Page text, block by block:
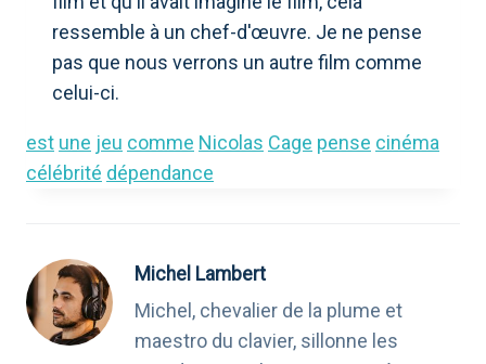
ressemble à un chef-d'œuvre. Je ne pense
pas que nous verrons un autre film comme
celui-ci.
est une jeu comme Nicolas Cage pense cinéma
célébrité dépendance
Michel Lambert
Michel, chevalier de la plume et
maestro du clavier, sillonne les